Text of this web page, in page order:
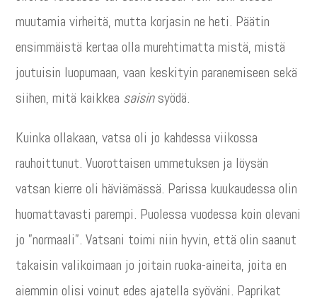
muutamia virheitä, mutta korjasin ne heti. Päätin
ensimmäistä kertaa olla murehtimatta mistä, mistä
joutuisin luopumaan, vaan keskityin paranemiseen sekä
siihen, mitä kaikkea saisinsyödä.
Kuinka ollakaan, vatsa oli jo kahdessa viikossa
rauhoittunut. Vuorottaisen ummetuksen ja löysän
vatsan kierre oli häviämässä. Parissa kuukaudessa olin
huomattavasti parempi. Puolessa vuodessa koin olevani
jo ”normaali”. Vatsani toimi niin hyvin, että olin saanut
takaisin valikoimaan jo joitain ruoka-aineita, joita en
aiemmin olisi voinut edes ajatella syöväni. Paprikat